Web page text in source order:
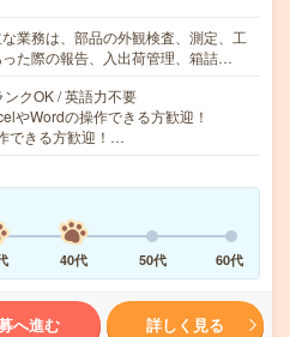
業務は、部品の外観検査、測定、工
た際の報告、入出荷管理、箱詰…
クOK / 英語力不要
Wordの操作できる方歓迎！
できる方歓迎！…
40代 50代 60代
へ進む 詳しく見る